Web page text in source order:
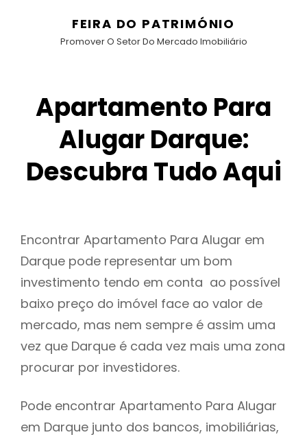
FEIRA DO PATRIMÓNIO
Promover O Setor Do Mercado Imobiliário
Apartamento Para
Alugar Darque:
Descubra Tudo Aqui
Encontrar Apartamento Para Alugar em
Darque pode representar um bom
investimento tendo em conta ao possível
baixo preço do imóvel face ao valor de
mercado, mas nem sempre é assim uma
vez que Darque é cada vez mais uma zona
procurar por investidores.
Pode encontrar Apartamento Para Alugar
em Darque junto dos bancos, imobiliárias,